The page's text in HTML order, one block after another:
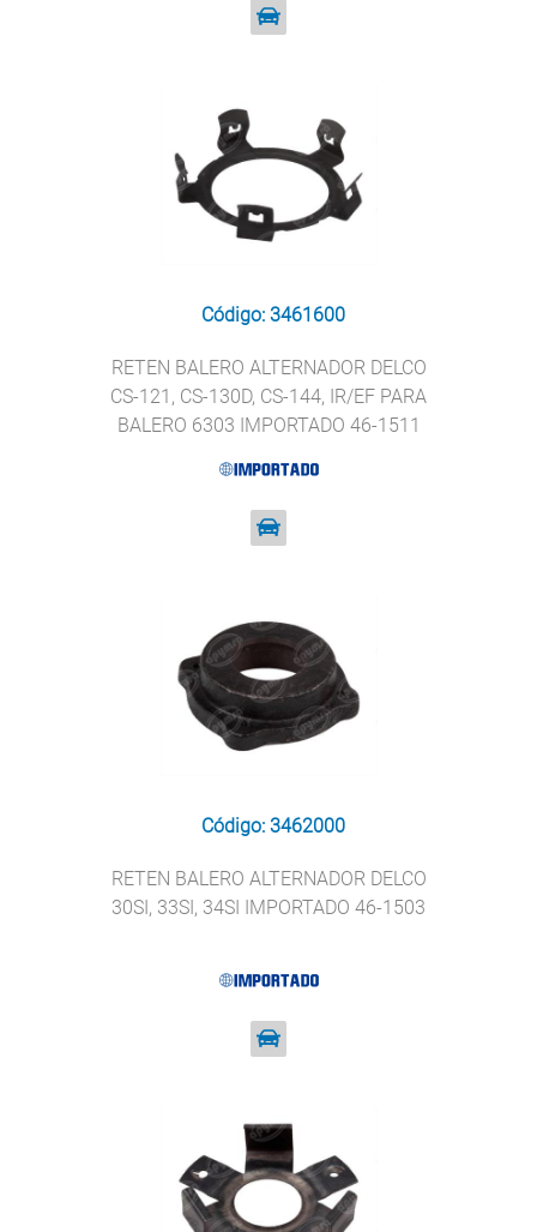
Código: 3461600
RETEN BALERO ALTERNADOR DELCO
CS-121, CS-130D, CS-144, IR/EF PARA
BALERO 6303 IMPORTADO 46-1511
Código: 3462000
RETEN BALERO ALTERNADOR DELCO
30SI, 33SI, 34SI IMPORTADO 46-1503